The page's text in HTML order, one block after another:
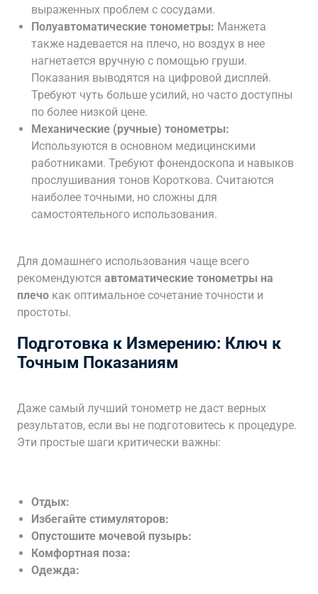
выраженных проблем с сосудами.
Полуавтоматические тонометры: Манжета
также надевается на плечо, но воздух в нее
нагнетается вручную с помощью груши.
Показания выводятся на цифровой дисплей.
Требуют чуть больше усилий, но часто доступны
по более низкой цене.
Механические (ручные) тонометры:
Используются в основном медицинскими
работниками. Требуют фонендоскопа и навыков
прослушивания тонов Короткова. Считаются
наиболее точными, но сложны для
самостоятельного использования.
Для домашнего использования чаще всего
рекомендуются автоматические тонометры на
плечо как оптимальное сочетание точности и
простоты.
Подготовка к Измерению: Ключ к
Точным Показаниям
Даже самый лучший тонометр не даст верных
результатов, если вы не подготовитесь к процедуре.
Эти простые шаги критически важны:
Отдых:
Избегайте стимуляторов:
Опустошите мочевой пузырь:
Комфортная поза:
Одежда: